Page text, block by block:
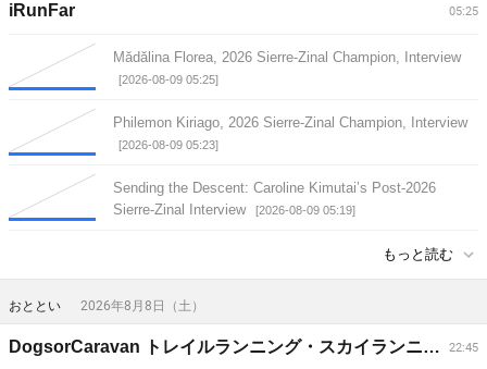
05:25
iRunFar
Mădălina Florea, 2026 Sierre-Zinal Champion, Interview
[2026-08-09 05:25]
Philemon Kiriago, 2026 Sierre-Zinal Champion, Interview
[2026-08-09 05:23]
Sending the Descent: Caroline Kimutai’s Post-2026
Sierre-Zinal Interview
[2026-08-09 05:19]
もっと読む
おととい 2026年8月8日（土）
22:45
DogsorCaravan トレイルランニング・スカイランニングのオンラインメディア